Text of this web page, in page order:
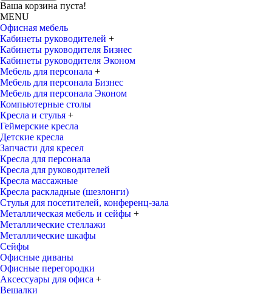
Ваша корзина пуста!
MENU
Офисная мебель
Кабинеты руководителей +
Кабинеты руководителя Бизнес
Кабинеты руководителя Эконом
Мебель для персонала +
Мебель для персонала Бизнес
Мебель для персонала Эконом
Компьютерные столы
Кресла и стулья +
Геймерские кресла
Детские кресла
Запчасти для кресел
Кресла для персонала
Кресла для руководителей
Кресла массажные
Кресла раскладные (шезлонги)
Стулья для посетителей, конференц-зала
Металлическая мебель и сейфы +
Металлические стеллажи
Металлические шкафы
Сейфы
Офисные диваны
Офисные перегородки
Аксессуары для офиса +
Вешалки